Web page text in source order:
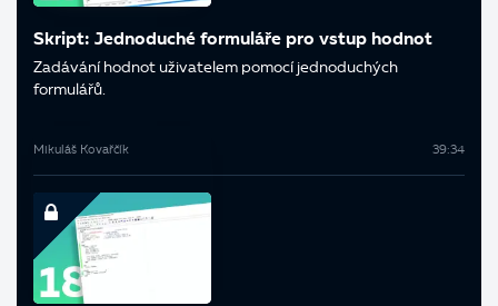
Skript: Jednoduché formuláře pro vstup hodnot
Zadávání hodnot uživatelem pomocí jednoduchých
formulářů.
Mikuláš Kovařčík 39:34